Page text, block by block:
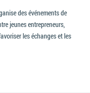
des événements de
jeunes entrepreneurs,
les échanges et les